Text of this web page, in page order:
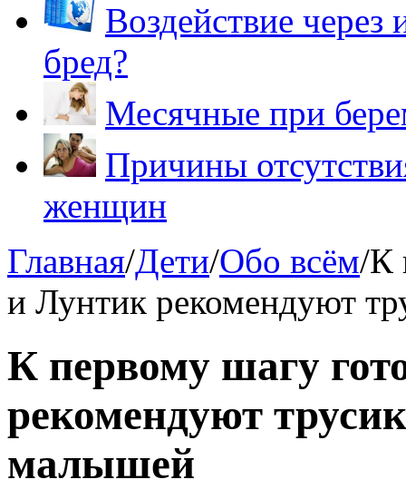
Воздействие через
бред?
Месячные при
Причины
женщин
Главная/Дети/Обо всём/К
и Лунтик рекомендуют
К первому шагу
рекомендуют
малышей